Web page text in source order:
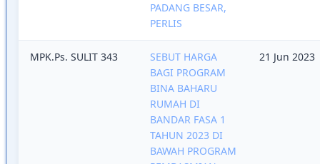
PADANG BESAR,
PERLIS
MPK.Ps. SULIT 343
SEBUT HARGA
BAGI PROGRAM
BINA BAHARU
RUMAH DI
BANDAR FASA 1
TAHUN 2023 DI
BAWAH PROGRAM
21 Jun 2023